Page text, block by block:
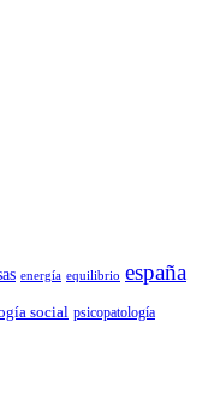
energía equilibrio españa
social psicopatología